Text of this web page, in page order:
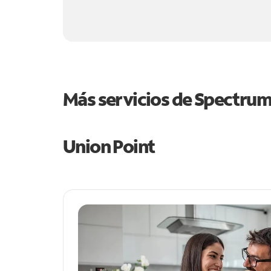
Más servicios de
Union Point